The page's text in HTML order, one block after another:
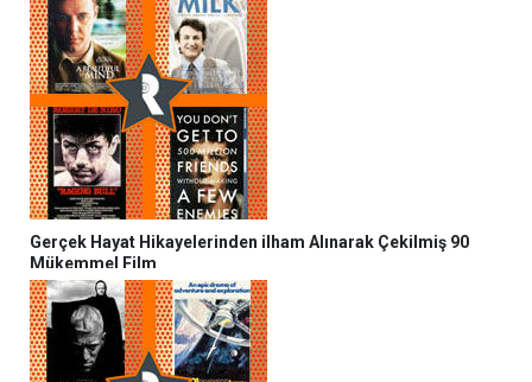
Gerçek Hayat Hikayelerinden ilham Alınarak Çekilmiş 90
Mükemmel Film